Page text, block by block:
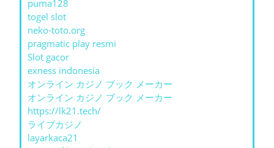
puma128
togel slot
neko-toto.org
pragmatic play resmi
Slot gacor
exness indonesia
オンライン カジノ ブック メーカー
オンライン カジノ ブック メーカー
https://lk21.tech/
ライブカジノ
layarkaca21